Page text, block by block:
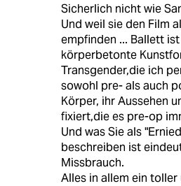
Sicherlich nicht wie
Und weil sie den Film
empfinden ... Ballett
körperbetonte
Transgender,die ich
sowohl pre- als auch
Körper, ihr Aussehen
fixiert,die es pre-op
Und was Sie als
beschreiben ist
Missbrauch.
Alles in allem ein